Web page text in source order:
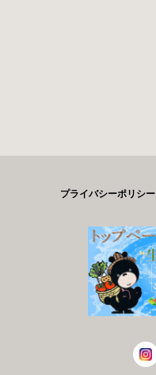
プライバシーポリシー